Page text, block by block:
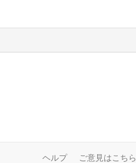
ヘルプ ご意見はこちら